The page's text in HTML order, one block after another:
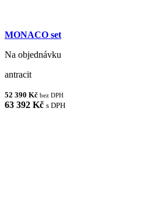
MONACO set
Na objednávku
antracit
52 390 Kč bez DPH
63 392 Kč s DPH